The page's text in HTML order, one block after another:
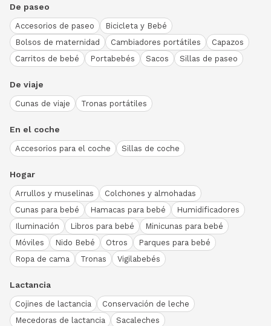
De paseo
Accesorios de paseo
Bicicleta y Bebé
Bolsos de maternidad
Cambiadores portátiles
Capazos
Carritos de bebé
Portabebés Sacos Sillas de paseo
De viaje
Cunas de viaje Tronas portátiles
En el coche
Accesorios para el coche Sillas de coche
Hogar
Arrullos y muselinas
Colchones y almohadas
Cunas para bebé
Hamacas para bebé
Humidificadores
Iluminación
Libros para bebé
Minicunas para bebé
Móviles
Nido Bebé Otros
Parques para bebé
Ropa de cama
Tronas Vigilabebés
Lactancia
Cojines de lactancia
Conservación de leche
Mecedoras de lactancia
Sacaleches